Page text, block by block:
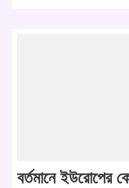
বর্তমানে ইউরোপের